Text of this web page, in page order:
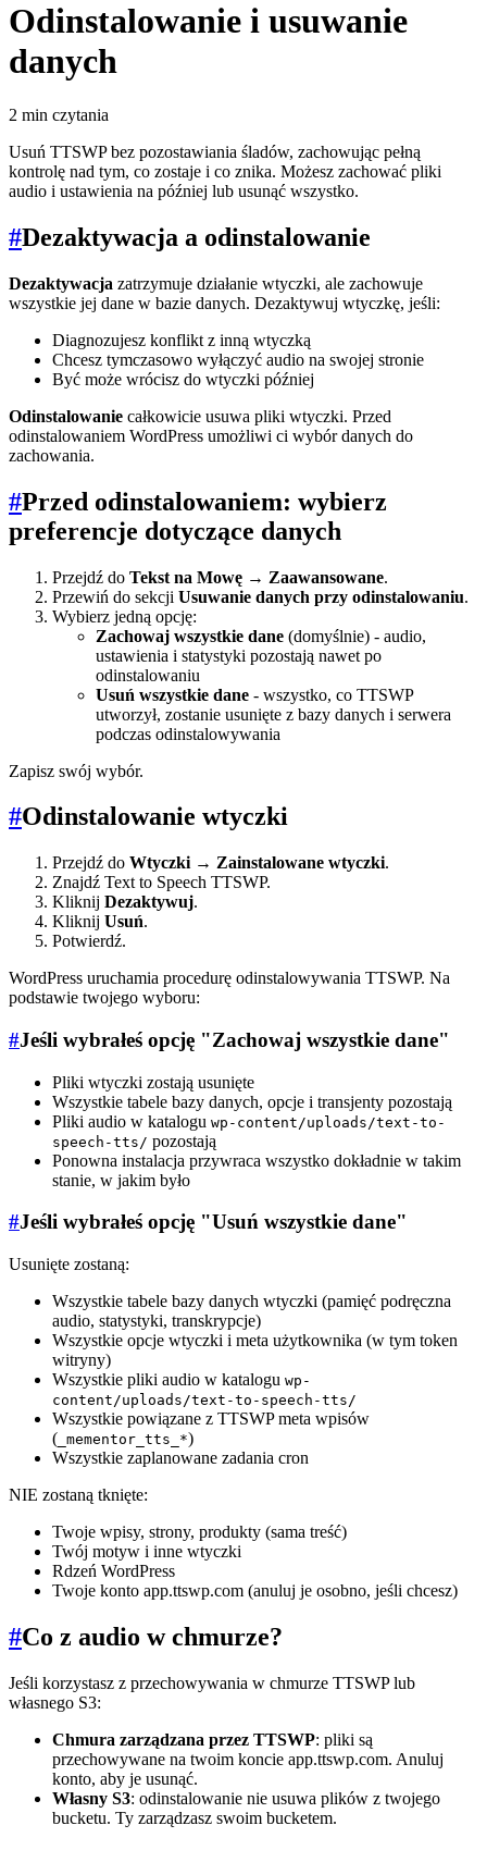
Odinstalowanie i usuwanie
danych
2 min czytania
Usuń TTSWP bez pozostawiania śladów, zachowując pełną
kontrolę nad tym, co zostaje i co znika. Możesz zachować pliki
audio i ustawienia na później lub usunąć wszystko.
#Dezaktywacja a odinstalowanie
Dezaktywacja zatrzymuje działanie wtyczki, ale zachowuje
wszystkie jej dane w bazie danych. Dezaktywuj wtyczkę, jeśli:
Diagnozujesz konflikt z inną wtyczką
Chcesz tymczasowo wyłączyć audio na swojej stronie
Być może wrócisz do wtyczki później
Odinstalowanie całkowicie usuwa pliki wtyczki. Przed
odinstalowaniem WordPress umożliwi ci wybór danych do
zachowania.
#Przed odinstalowaniem: wybierz
preferencje dotyczące danych
Przejdź do Tekst na Mowę → Zaawansowane.
Przewiń do sekcji Usuwanie danych przy odinstalowaniu.
Wybierz jedną opcję:
Zachowaj wszystkie dane (domyślnie) - audio,
ustawienia i statystyki pozostają nawet po
odinstalowaniu
Usuń wszystkie dane - wszystko, co TTSWP
utworzył, zostanie usunięte z bazy danych i serwera
podczas odinstalowywania
Zapisz swój wybór.
#Odinstalowanie wtyczki
Przejdź do Wtyczki → Zainstalowane wtyczki.
Znajdź Text to Speech TTSWP.
Kliknij Dezaktywuj.
Kliknij Usuń.
Potwierdź.
WordPress uruchamia procedurę odinstalowywania TTSWP. Na
podstawie twojego wyboru:
#Jeśli wybrałeś opcję "Zachowaj wszystkie dane"
Pliki wtyczki zostają usunięte
Wszystkie tabele bazy danych, opcje i transjenty pozostają
Pliki audio w katalogu wp-content/uploads/text-to-
speech-tts/ pozostają
Ponowna instalacja przywraca wszystko dokładnie w takim
stanie, w jakim było
#Jeśli wybrałeś opcję "Usuń wszystkie dane"
Usunięte zostaną:
Wszystkie tabele bazy danych wtyczki (pamięć podręczna
audio, statystyki, transkrypcje)
Wszystkie opcje wtyczki i meta użytkownika (w tym token
witryny)
Wszystkie pliki audio w katalogu wp-
content/uploads/text-to-speech-tts/
Wszystkie powiązane z TTSWP meta wpisów
( _mementor_tts_*)
Wszystkie zaplanowane zadania cron
NIE zostaną tknięte:
Twoje wpisy, strony, produkty (sama treść)
Twój motyw i inne wtyczki
Rdzeń WordPress
Twoje konto app.ttswp.com (anuluj je osobno, jeśli chcesz)
#Co z audio w chmurze?
Jeśli korzystasz z przechowywania w chmurze TTSWP lub
własnego S3:
Chmura zarządzana przez TTSWP: pliki są
przechowywane na twoim koncie app.ttswp.com. Anuluj
konto, aby je usunąć.
Własny S3: odinstalowanie nie usuwa plików z twojego
bucketu. Ty zarządzasz swoim bucketem.